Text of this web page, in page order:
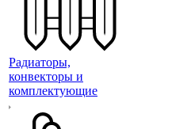
Радиаторы,
конвекторы и
комплектующие